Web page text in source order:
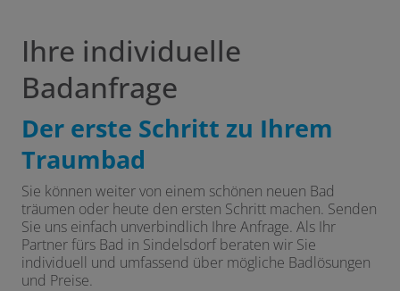
Ihre individuelle
Badanfrage
Der erste Schritt zu Ihrem
Traumbad
Sie können weiter von einem schönen neuen Bad
träumen oder heute den ersten Schritt machen. Senden
Sie uns einfach unverbindlich Ihre Anfrage. Als Ihr
Partner fürs Bad in Sindelsdorf beraten wir Sie
individuell und umfassend über mögliche Badlösungen
und Preise.